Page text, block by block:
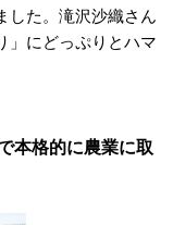
た。 滝沢沙織さん
」にどっぷりとハマ
格的に農業に取